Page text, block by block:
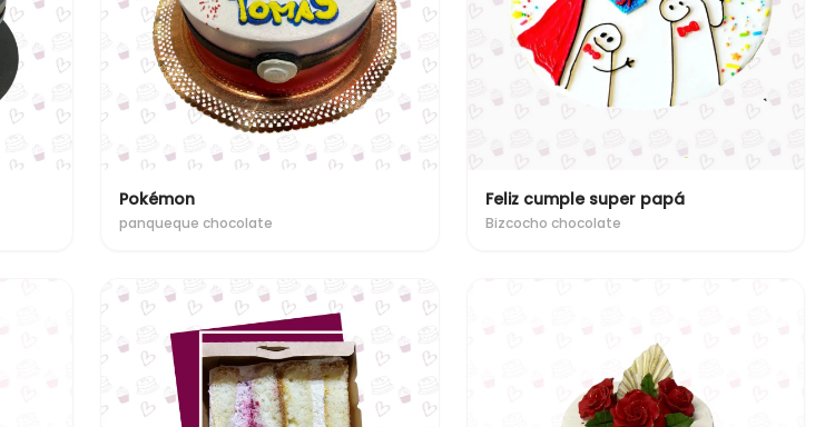
Pokémon
panqueque chocolate
Feliz cumple super papá
Bizcocho chocolate